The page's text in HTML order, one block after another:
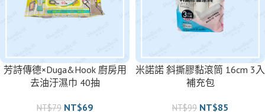
芳詩傳德×Duga&Hook 廚房用
去油汙濕巾 40抽
NT$79 NT$69
米諾諾 斜撕膠黏滾筒 16cm 3入
補充包
NT$99 NT$85